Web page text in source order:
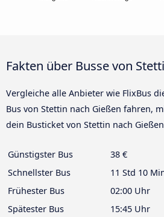
Fakten über Busse von
Vergleiche alle Anbieter wie FlixBus
Bus von Stettin nach Gießen fahren,
dein Busticket von Stettin nach
Günstigster Bus
38 €
Schnellster Bus
11 Std 10
Frühester Bus
02:00 Uhr
Spätester Bus
15:45 Uhr